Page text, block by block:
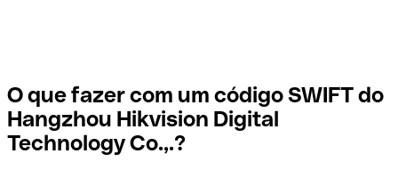
O que fazer com um código SWIFT do
Hangzhou Hikvision Digital
Technology Co.,.?